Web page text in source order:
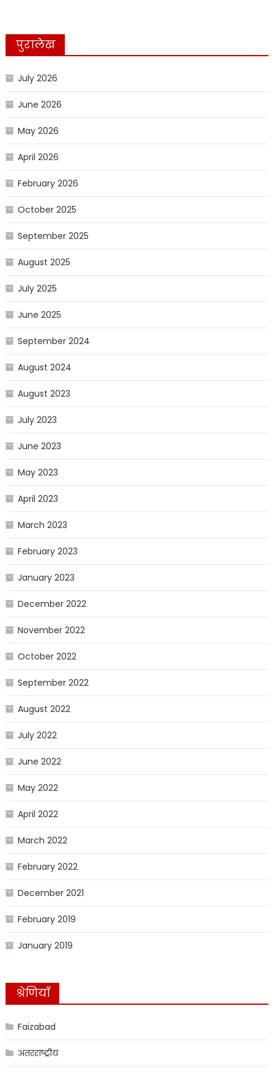
पुरालेख
July 2026
June 2026
May 2026
April 2026
February 2026
October 2025
September 2025
August 2025
July 2025
June 2025
September 2024
August 2024
August 2023
July 2023
June 2023
May 2023
April 2023
March 2023
February 2023
January 2023
December 2022
November 2022
October 2022
September 2022
August 2022
July 2022
June 2022
May 2022
April 2022
March 2022
February 2022
December 2021
February 2019
January 2019
श्रेणियाँ
Faizabad
अंतरराष्ट्रीय